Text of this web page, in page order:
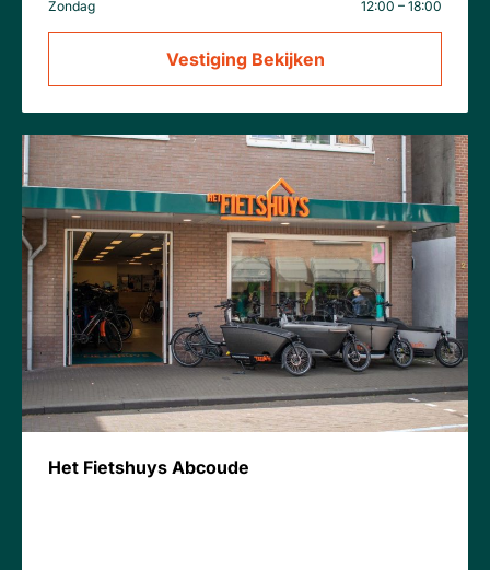
Zondag 12:00 – 18:00
Vestiging Bekijken
Het Fietshuys Abcoude